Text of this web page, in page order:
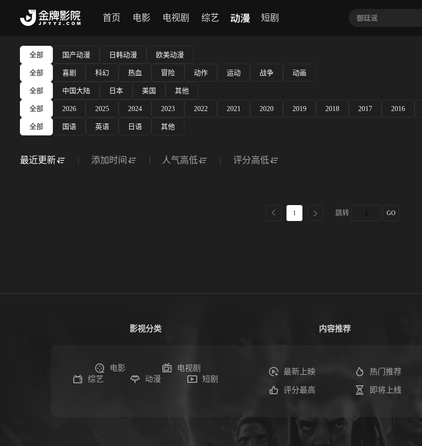
首页 电影 电视剧 综艺 动漫 短剧
全部 国产动漫 日韩动漫 欧美动漫
全部 喜剧 科幻 热血 冒险 动作 运动 战争 动画
全部 中国大陆 日本 美国 其他
全部 2026 2025 2024 2023 2022 2021 2020 2019 2018 2017 2016
全部 国语 英语 日语 其他
最近更新 添加时间 人气高低 评分高低
1 跳转 GO
影视分类
电影
电视剧
综艺
动漫 短剧
内容推荐
最新上映 热门推荐
评分最高 即将上线